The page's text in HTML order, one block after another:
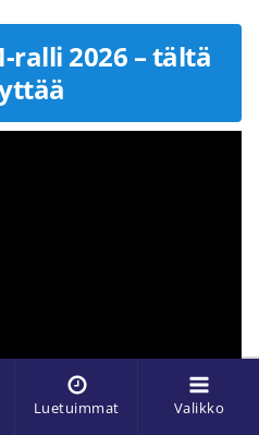
Luetuimmat Valikko
ralli 2026 – tältä